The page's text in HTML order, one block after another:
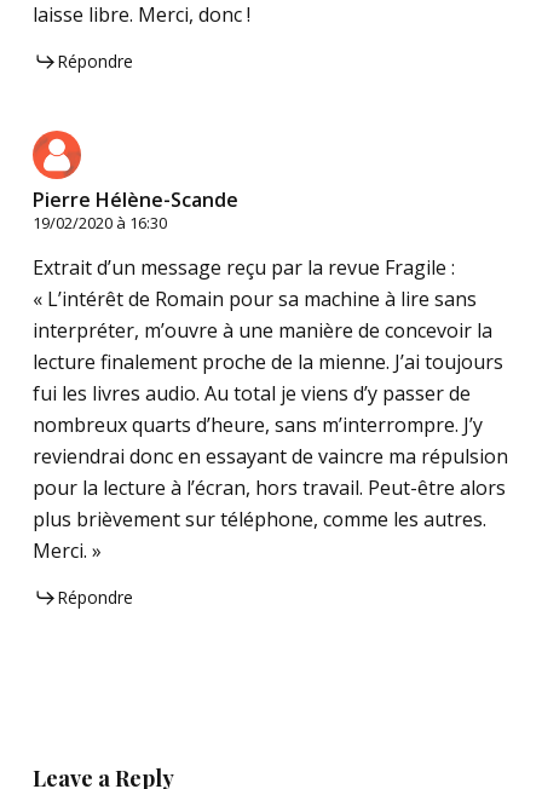
laisse libre. Merci, donc !
Répondre
Pierre Hélène-Scande
19/02/2020 à 16:30
Extrait d’un message reçu par la revue Fragile :
« L’intérêt de Romain pour sa machine à lire sans
interpréter, m’ouvre à une manière de concevoir la
lecture finalement proche de la mienne. J’ai toujours
fui les livres audio. Au total je viens d’y passer de
nombreux quarts d’heure, sans m’interrompre. J’y
reviendrai donc en essayant de vaincre ma répulsion
pour la lecture à l’écran, hors travail. Peut-être alors
plus brièvement sur téléphone, comme les autres.
Merci. »
Répondre
Leave a Reply